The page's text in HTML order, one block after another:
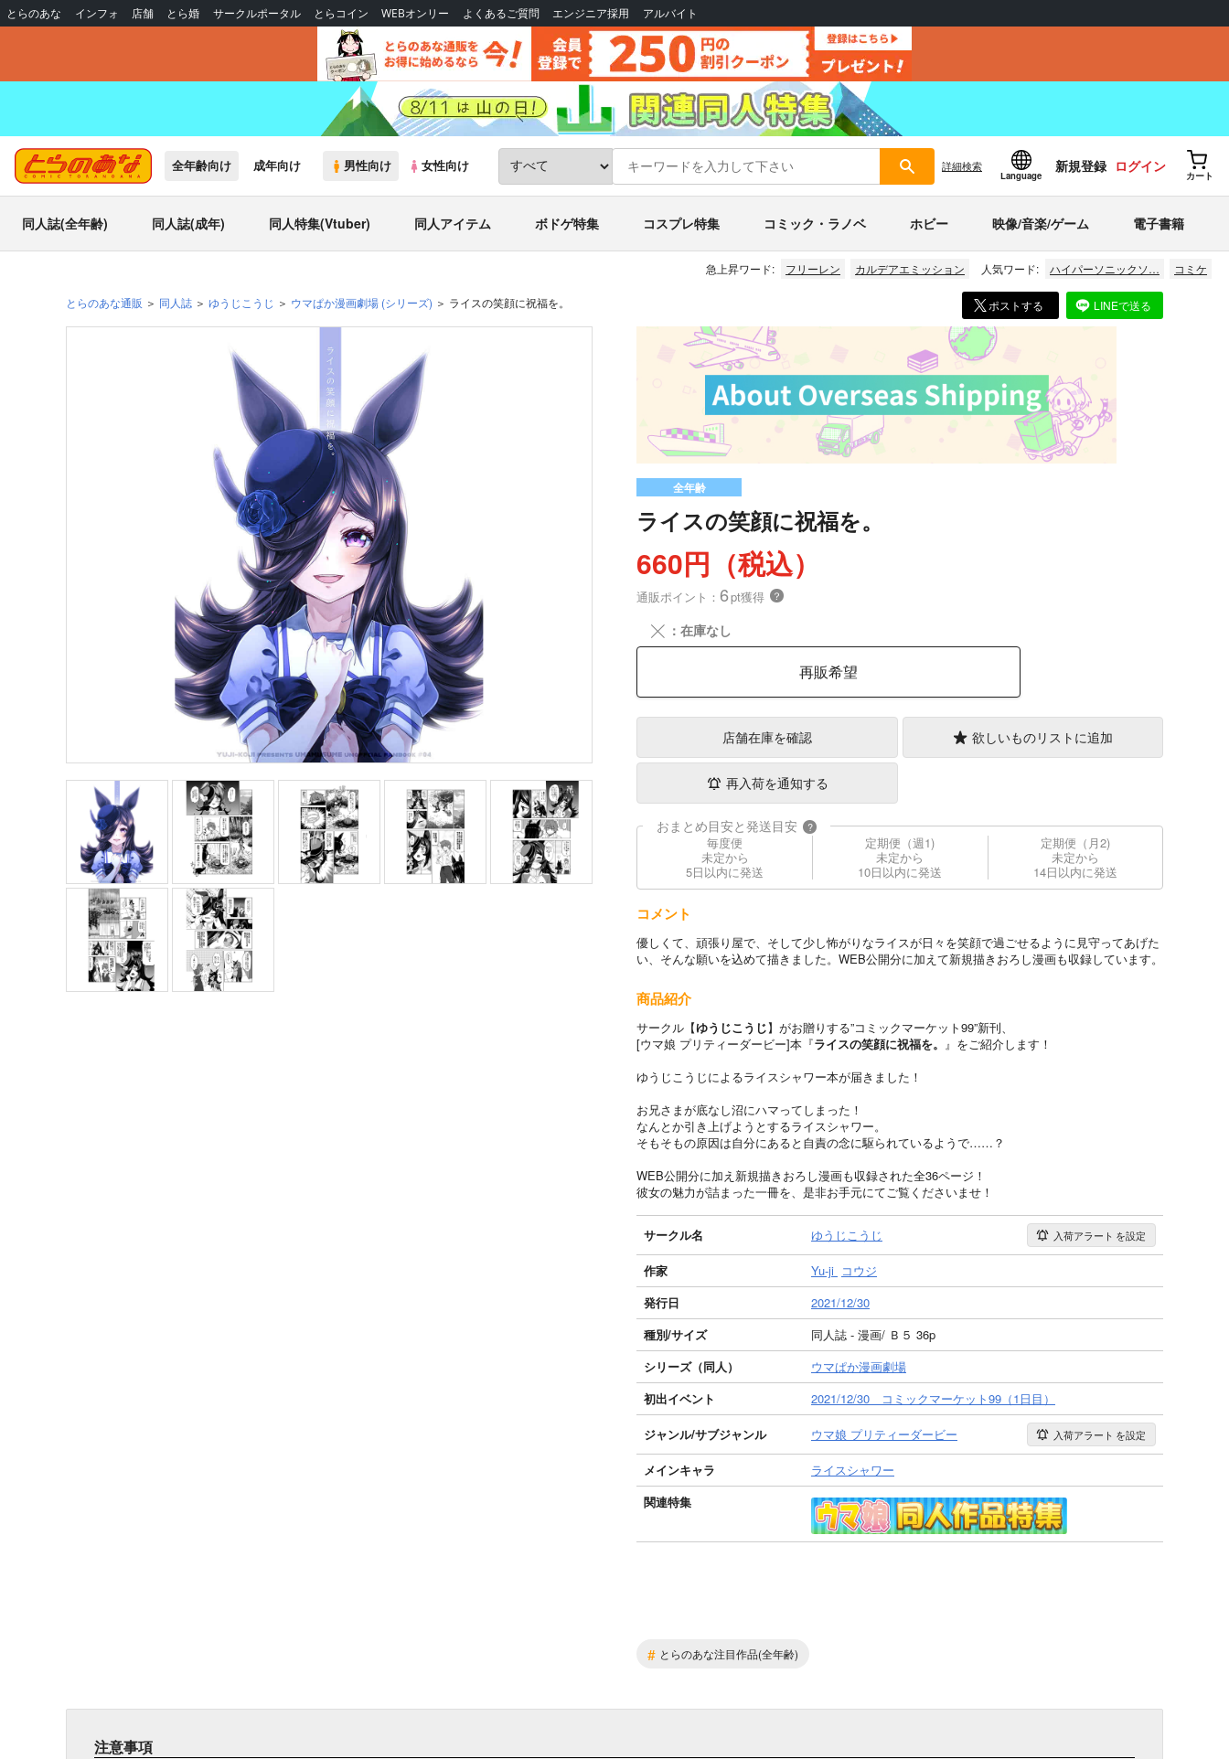
とらのあな インフォ 店舗 とら婚 サークルポータル とらコイン WEBオンリー よくあるご質問 エンジニア採用 アルバイト
全年齢向け 成年向け 男性向け 女性向け 詳細検索
Language
新規登録 ログイン
カート
同人誌(全年齢) 同人誌(成年) 同人特集(Vtuber) 同人アイテム ボドゲ特集 コスプレ特集 コミック・ラノベ ホビー 映像/音楽/ゲーム 電子書籍
急上昇ワード: フリーレン カルデアエミッション 人気ワード: ハイパーソニックソ… コミケ
とらのあな通販 同人誌 ゆうじこうじ ウマぱか漫画劇場 (シリーズ) ライスの笑顔に祝福を。 ポストする LINEで送る
全年齢
ライスの笑顔に祝福を。
660円（税込）
通販ポイント： 6pt獲得 ？
╳ ：在庫なし
再販希望
店舗在庫を確認 欲しいものリストに追加
再入荷を通知する
おまとめ目安と発送目安 ?
毎度便
未定から
5日以内に発送
定期便（週1)
未定から
10日以内に発送
定期便（月2)
未定から
14日以内に発送
コメント
優しくて、頑張り屋で、そして少し怖がりなライスが日々を笑顔で過ごせるように見守ってあげた
い、そんな願いを込めて描きました。WEB公開分に加えて新規描きおろし漫画も収録しています。
商品紹介
サークル【ゆうじこうじ】がお贈りする”コミックマーケット99”新刊、
[ウマ娘 プリティーダービー]本『ライスの笑顔に祝福を。 』をご紹介します！
ゆうじこうじによるライスシャワー本が届きました！
お兄さまが底なし沼にハマってしまった！
なんとか引き上げようとするライスシャワー。
そもそもの原因は自分にあると自責の念に駆られているようで……？
WEB公開分に加え新規描きおろし漫画も収録された全36ページ！
彼女の魅力が詰まった一冊を、是非お手元にてご覧くださいませ！
サークル名 ゆうじこうじ 入荷アラート を設定
作家 Yu-ji コウジ
発行日
2021/12/30
種別/サイズ
同人誌 - 漫画/ Ｂ５ 36p
シリーズ（同人）
ウマぱか漫画劇場
初出イベント
2021/12/30 コミックマーケット99（1日目）
ジャンル/サブジャンル ウマ娘 プリティーダービー 入荷アラート を設定
メインキャラ
ライスシャワー
関連特集
# とらのあな注目作品(全年齢)
注意事項